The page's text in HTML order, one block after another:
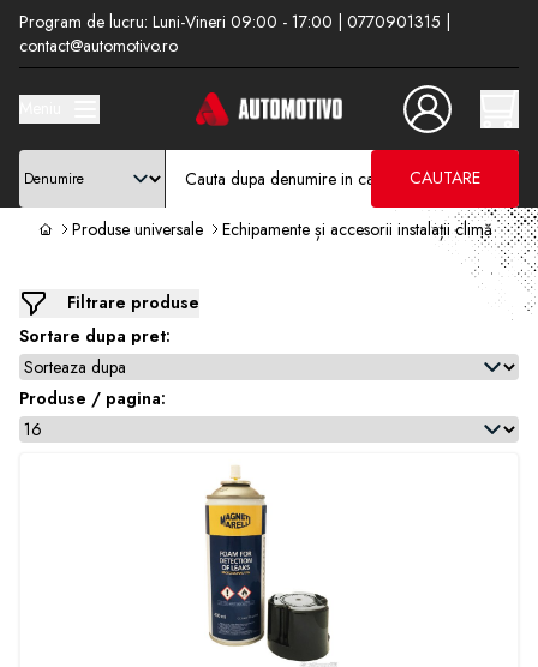
Program de lucru: Luni-Vineri 09:00 - 17:00 | 0770901315 |
contact@automotivo.ro
CAUTARE
Produse universale Echipamente și accesorii instalații climă
Filtrare produse
Sortare dupa pret:
Produse / pagina: